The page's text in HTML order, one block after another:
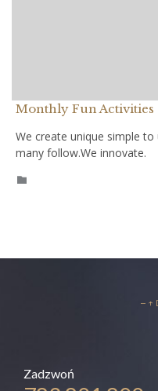
Monthly Fun Activities
We create unique simple
many follow.We innovate.

– ↑
Zadzwoń